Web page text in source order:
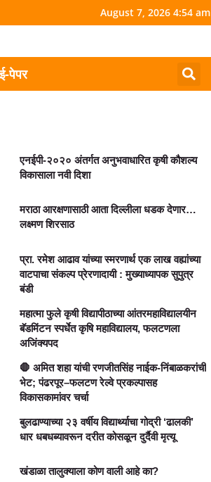
August 7, 2026 4:54 am
पेपर
एनईपी-२०२० अंतर्गत अनुभवाधारित कृषी कौशल्य
विकासाला नवी दिशा
मराठा आरक्षणासाठी आता दिल्लीला धडक देणार…
लक्ष्मण शिरसाठ
प्रा. रमेश आढाव यांच्या स्मरणार्थ एक लाख वह्यांच्या
वाटपाचा संकल्प प्रेरणादायी : मुख्याध्यापक सुपुत्र
बंडी
महात्मा फुले कृषी विद्यापीठाच्या आंतरमहाविद्यालयीन
बॅडमिंटन स्पर्धेत कृषि महाविद्यालय, फलटणला
अजिंक्यपद
🛑 अमित शहा यांची रणजीतसिंह नाईक-निंबाळकरांची
भेट; पंढरपूर–फलटण रेल्वे प्रकल्पासह
विकासकामांवर चर्चा
बुलढाण्याच्या २३ वर्षीय विद्यार्थ्याचा गोद्री ‘ढालकी’
धार धबधब्यावरून दरीत कोसळून दुर्दैवी मृत्यू
खंडाळा तालुक्याला कोण वाली आहे का?